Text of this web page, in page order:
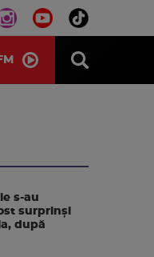
s-au
surprinși
după